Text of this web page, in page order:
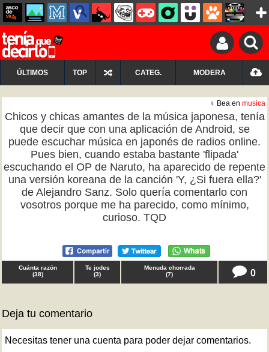
ÚLTIMOS TOP CATEG. MODERA
♀ Bea en musica
Chicos y chicas amantes de la música japonesa, tenía
que decir que con una aplicación de Android, se
puede escuchar música en japonés de radios online.
Pues bien, cuando estaba bastante 'flipada'
escuchando el OP de Naruto, ha aparecido de repente
una versión koreana de la canción 'Y, ¿Si fuera ella?'
de Alejandro Sanz. Solo quería comentarlo con
vosotros porque me ha parecido, como mínimo,
curioso. TQD
Cuánta razón
(38)
Te jodes
(3)
Menuda chorrada
(7) 0
Deja tu comentario
Necesitas tener una cuenta para poder dejar comentarios.